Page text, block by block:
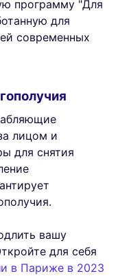
программу "Для
для
современных
лицом и
для снятия
вашу
для себя
в Париже в 2023